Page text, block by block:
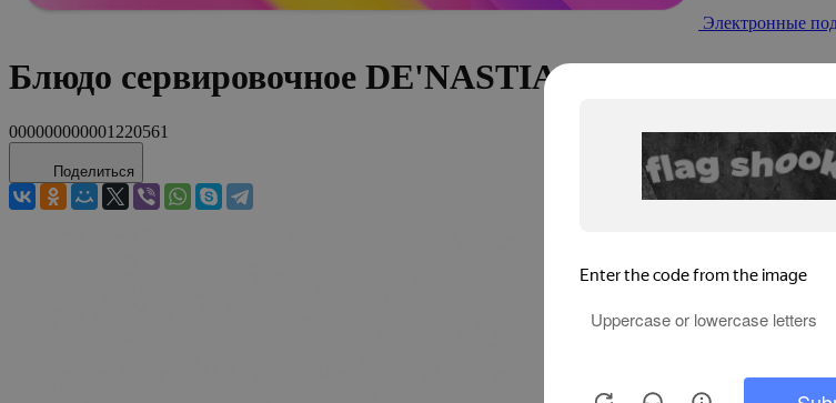
Электронные
Блюдо сервировочное DE'NASTIA Новый год
000000000001220561
Поделиться